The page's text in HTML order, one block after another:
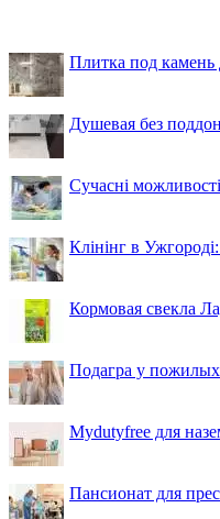
Плитка под камень
Душевая без
Сучасні
Клінінг в
Кормовая свекла
Подагра у пожилых
Mydutyfree для
Пансионат для